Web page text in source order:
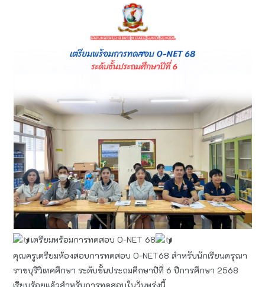
เตรียมพร้อมการทดสอบ O-NET 68
คุณครูเตรียมห้องสอบการทดสอบ O-NET68 สำหรับนักเรียนดรุณา
ราชบุรีวิเทศศึกษา ระดับชั้นประถมศึกษาปีที่ 6 ปีการศึกษา 2568
เรียบร้อยแล้วสำหรับการทดสอบในวันพรุ่งนี้